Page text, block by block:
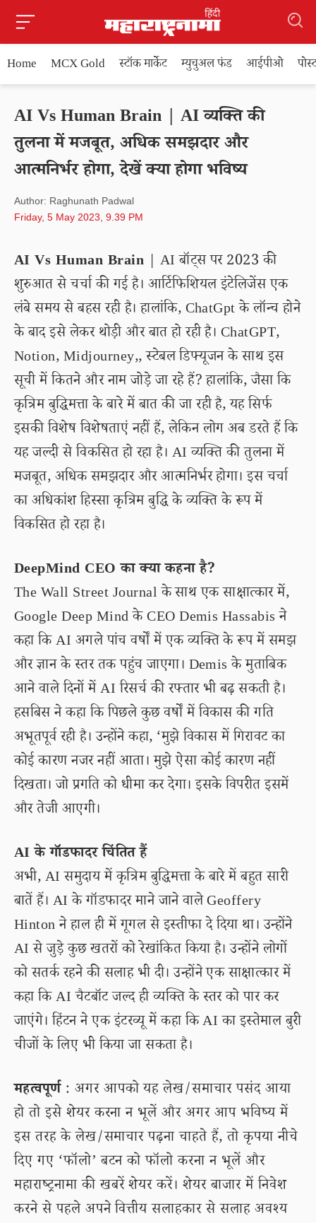
Home MCX Gold स्टॉक मार्केट म्युचुअल फंड आईपीओ
AI Vs Human Brain | AI व्यक्ति की
तुलना में मजबूत, अधिक समझदार और
आत्मनिर्भर होगा, देखें क्या होगा भविष्य
Author: Raghunath Padwal
Friday, 5 May 2023, 9.39 PM
AI Vs Human Brain | AI बॉट्स पर 2023 की
शुरुआत से चर्चा की गई है। आर्टिफिशियल इंटेलिजेंस एक
लंबे समय से बहस रही है। हालांकि, ChatGpt के लॉन्च होने
के बाद इसे लेकर थोड़ी और बात हो रही है। ChatGPT,
Notion, Midjourney,, स्टेबल डिफ्यूजन के साथ इस
सूची में कितने और नाम जोड़े जा रहे हैं? हालांकि, जैसा कि
कृत्रिम बुद्धिमत्ता के बारे में बात की जा रही है, यह सिर्फ
इसकी विशेष विशेषताएं नहीं हैं, लेकिन लोग अब डरते हैं कि
यह जल्दी से विकसित हो रहा है। AI व्यक्ति की तुलना में
मजबूत, अधिक समझदार और आत्मनिर्भर होगा। इस चर्चा
का अधिकांश हिस्सा कृत्रिम बुद्धि के व्यक्ति के रूप में
विकसित हो रहा है।
DeepMind CEO का क्या कहना है?
The Wall Street Journal के साथ एक साक्षात्कार में,
Google Deep Mind के CEO Demis Hassabis ने
कहा कि AI अगले पांच वर्षों में एक व्यक्ति के रूप में समझ
और ज्ञान के स्तर तक पहुंच जाएगा। Demis के मुताबिक
आने वाले दिनों में AI रिसर्च की रफ्तार भी बढ़ सकती है।
हसबिस ने कहा कि पिछले कुछ वर्षों में विकास की गति
अभूतपूर्व रही है। उन्होंने कहा, ‘मुझे विकास में गिरावट का
कोई कारण नजर नहीं आता। मुझे ऐसा कोई कारण नहीं
दिखता। जो प्रगति को धीमा कर देगा। इसके विपरीत इसमें
और तेजी आएगी।
AI के गॉडफादर चिंतित हैं
अभी, AI समुदाय में कृत्रिम बुद्धिमत्ता के बारे में बहुत सारी
बातें हैं। AI के गॉडफादर माने जाने वाले Geoffery
Hinton ने हाल ही में गूगल से इस्तीफा दे दिया था। उन्होंने
AI से जुड़े कुछ खतरों को रेखांकित किया है। उन्होंने लोगों
को सतर्क रहने की सलाह भी दी। उन्होंने एक साक्षात्कार में
कहा कि AI चैटबॉट जल्द ही व्यक्ति के स्तर को पार कर
जाएंगे। हिंटन ने एक इंटरव्यू में कहा कि AI का इस्तेमाल बुरी
चीजों के लिए भी किया जा सकता है।
महत्वपूर्ण: अगर आपको यह लेख/समाचार पसंद आया
हो तो इसे शेयर करना न भूलें और अगर आप भविष्य में
इस तरह के लेख/समाचार पढ़ना चाहते हैं, तो कृपया नीचे
दिए गए ‘फॉलो’ बटन को फॉलो करना न भूलें और
महाराष्ट्रनामा की खबरें शेयर करें। शेयर बाजार में निवेश
करने से पहले अपने वित्तीय सलाहकार से सलाह अवश्य